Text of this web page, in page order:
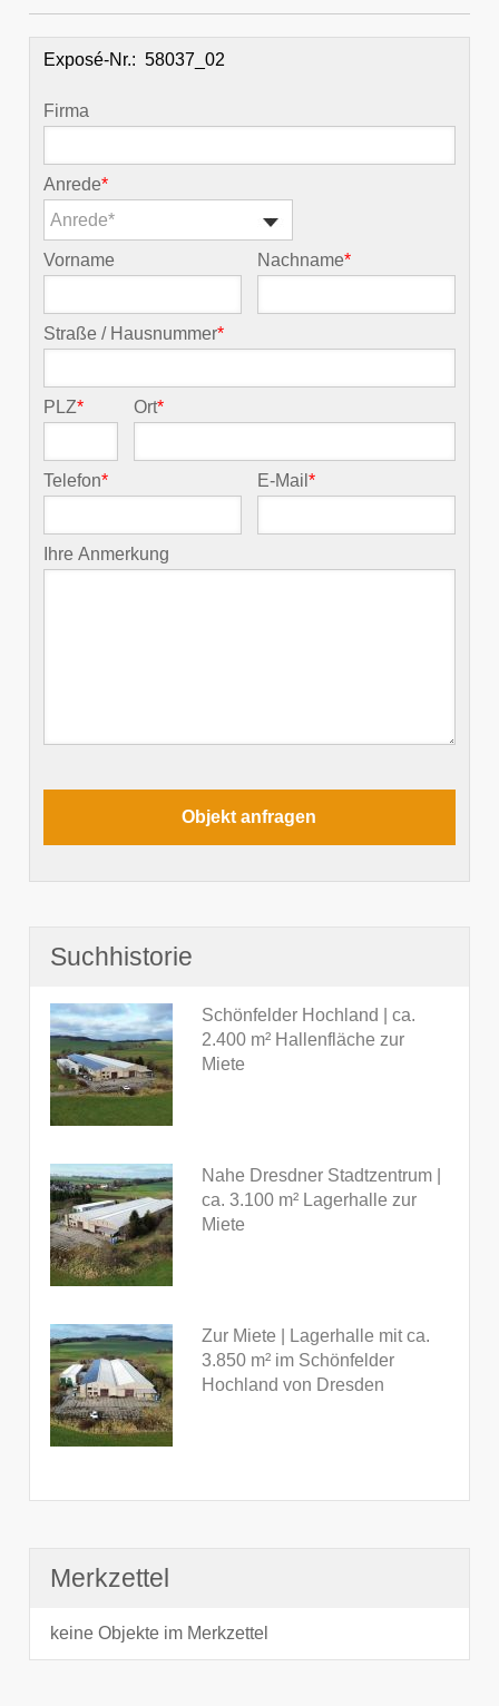
Exposé-Nr.:
Firma
Anrede*
Anrede*
Vorname Nachname*
Straße / Hausnummer*
PLZ* Ort*
Telefon* E-Mail*
Ihre Anmerkung
Suchhistorie
Schönfelder Hochland | ca.
2.400 m² Hallenfläche zur
Miete
Nahe Dresdner Stadtzentrum |
ca. 3.100 m² Lagerhalle zur
Miete
Zur Miete | Lagerhalle mit ca.
3.850 m² im Schönfelder
Hochland von Dresden
Merkzettel
keine Objekte im Merkzettel